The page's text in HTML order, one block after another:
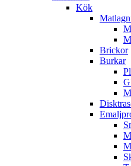
Kök
Brickor
Burkar